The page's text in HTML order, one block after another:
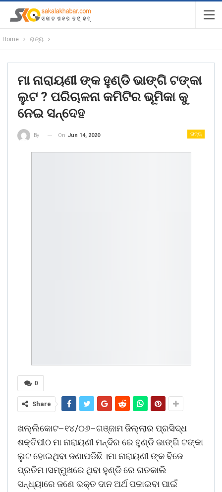
Home ରାଜ୍ୟ
ମା ନାରାୟଣୀ ଙ୍କ ହୁଣ୍ଡି ଭାଙ୍ଗି ଟଙ୍କା
ଲୁଟ ? ପରିଚାଳନା କମିଟିର ଭୂମିକା କୁ
ନେଇ ସନ୍ଦେହ
ରାଜ୍ୟ
By On Jun 14, 2020
0
Share
ଖଲ୍ଲିକୋଟ–୧୪/୦୬–ଗଞ୍ଜାମ ଜିଲ୍ଲାର ପ୍ରସିଦ୍ଧ
ଶକ୍ତିପୀଠ ମା ନାରାୟଣୀ ମନ୍ଦିର ରେ ହୁଣ୍ଡି ଭାଙ୍ଗି ଟଙ୍କା
ଲୁଟ ହୋଇଥିବା ଜଣାପଡିଛି ।ମା ନାରାୟଣୀ ଙ୍କ ବିଜେ
ପ୍ରତିମ।ସମ୍ମୁଖରେ ଥିବା ହୁଣ୍ଡି ରେ ଗତକାଲି
ସନ୍ଧ୍ୟାରେ ଜଣେ ଭକ୍ତ ଦାନ ଅର୍ଥ ପକାଇବା ପାଇଁ